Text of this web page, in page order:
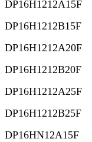
DP16H1212A15F
DP16H1212B15F
DP16H1212A20F
DP16H1212B20F
DP16H1212A25F
DP16H1212B25F
DP16HN12A15F